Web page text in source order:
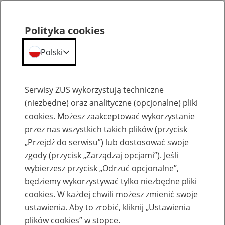
Emerytury
Baza zlikwidowanych lub
przekształconych zakładów pracy
Polityka cookies
Polski
Serwisy ZUS wykorzystują techniczne
(niezbędne) oraz analityczne (opcjonalne) pliki
cookies. Możesz zaakceptować wykorzystanie
przez nas wszystkich takich plików (przycisk
„Przejdź do serwisu”) lub dostosować swoje
zgody (przycisk „Zarządzaj opcjami”). Jeśli
wybierzesz przycisk „Odrzuć opcjonalne”,
będziemy wykorzystywać tylko niezbędne pliki
cookies. W każdej chwili możesz zmienić swoje
ustawienia. Aby to zrobić, kliknij „Ustawienia
plików cookies” w stopce.